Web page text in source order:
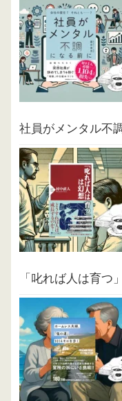
社員がメンタル不
「叱れば人は育つ